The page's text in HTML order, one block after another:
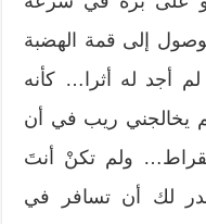
إلى قمة الهضبة
لم أجد له أثرا… كأنه
يخالجني ريب في أن
ولم تكنْ أنتَ
لك أن تسافر في